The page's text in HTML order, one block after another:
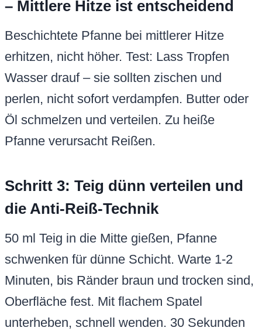
– Mittlere Hitze ist entscheidend
Beschichtete Pfanne bei mittlerer Hitze
erhitzen, nicht höher. Test: Lass Tropfen
Wasser drauf – sie sollten zischen und
perlen, nicht sofort verdampfen. Butter oder
Öl schmelzen und verteilen. Zu heiße
Pfanne verursacht Reißen.
Schritt 3: Teig dünn verteilen und
die Anti-Reiß-Technik
50 ml Teig in die Mitte gießen, Pfanne
schwenken für dünne Schicht. Warte 1-2
Minuten, bis Ränder braun und trocken sind,
Oberfläche fest. Mit flachem Spatel
unterheben, schnell wenden. 30 Sekunden